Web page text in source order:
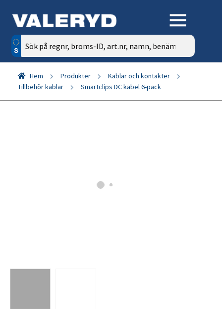
Sök
efter:
Hem Produkter
Kablar och kontakter
Tillbehör kablar
Smartclips DC kabel 6-pack